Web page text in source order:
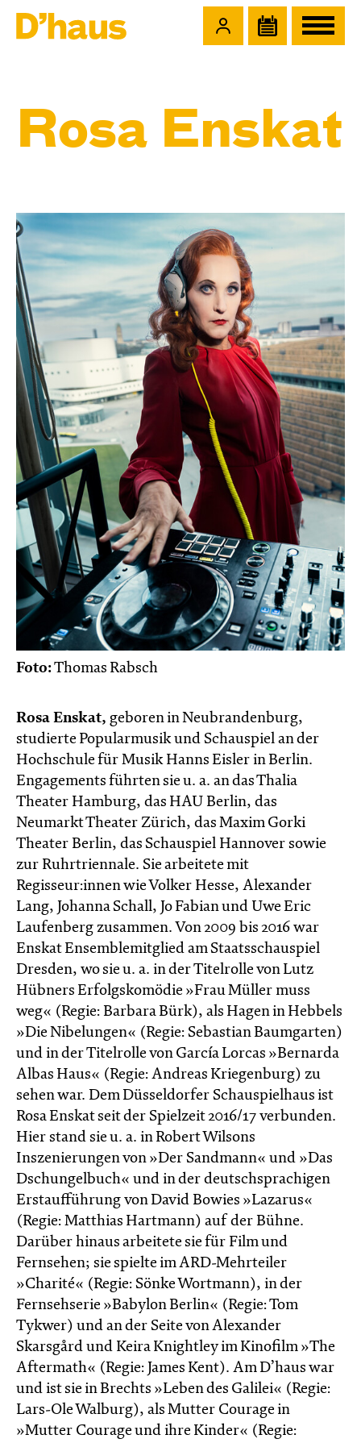
Rosa Enskat
Foto:Thomas Rabsch
Rosa Enskat, geboren in Neubrandenburg,
studierte Popularmusik und Schauspiel an der
Hochschule für Musik Hanns Eisler in Berlin.
Engagements führten sie u. a. an das Thalia
Theater Hamburg, das HAU Berlin, das
Neumarkt Theater Zürich, das Maxim Gorki
Theater Berlin, das Schauspiel Hannover sowie
zur Ruhrtriennale. Sie arbeitete mit
Regisseur:innen wie Volker Hesse, Alexander
Lang, Johanna Schall, Jo Fabian und Uwe Eric
Laufenberg zusammen. Von 2009 bis 2016 war
Enskat Ensemblemitglied am Staatsschauspiel
Dresden, wo sie u. a. in der Titelrolle von Lutz
Hübners Erfolgskomödie »Frau Müller muss
weg« (Regie: Barbara Bürk), als Hagen in Hebbels
»Die Nibelungen« (Regie: Sebastian Baumgarten)
und in der Titelrolle von García Lorcas »Bernarda
Albas Haus« (Regie: Andreas Kriegenburg) zu
sehen war. Dem Düsseldorfer Schauspielhaus ist
Rosa Enskat seit der Spielzeit 2016/17 verbunden.
Hier stand sie u. a. in Robert Wilsons
Inszenierungen von »Der Sandmann« und »Das
Dschungelbuch« und in der deutschsprachigen
Erstaufführung von David Bowies »Lazarus«
(Regie: Matthias Hartmann) auf der Bühne.
Darüber hinaus arbeitete sie für Film und
Fernsehen; sie spielte im ARD-Mehrteiler
»Charité« (Regie: Sönke Wortmann), in der
Fernsehserie »Babylon Berlin« (Regie: Tom
Tykwer) und an der Seite von Alexander
Skarsgård und Keira Knightley im Kinofilm »The
Aftermath« (Regie: James Kent). Am D’haus war
und ist sie in Brechts »Leben des Galilei« (Regie:
Lars-Ole Walburg), als Mutter Courage in
»Mutter Courage und ihre Kinder« (Regie: